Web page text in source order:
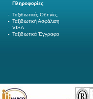
Πληροφορίες
Ταξιδιωτικές Οδηγίες
Ταξιδιωτική Ασφάλιση
VISA
Ταξιδιωτικά Έγγραφα